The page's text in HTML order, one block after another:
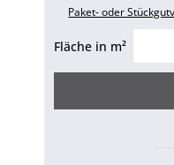
Paket- oder
Fläche in m²